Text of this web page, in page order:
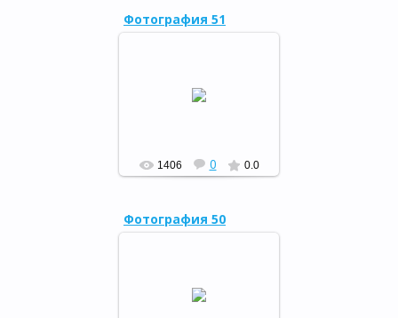
Фотография 51
большой от А до Я откроет
книжная страна", 2 апреля
1406 0 0.0
Фотография 50
большой от А до Я откроет
книжная страна", 2 апреля